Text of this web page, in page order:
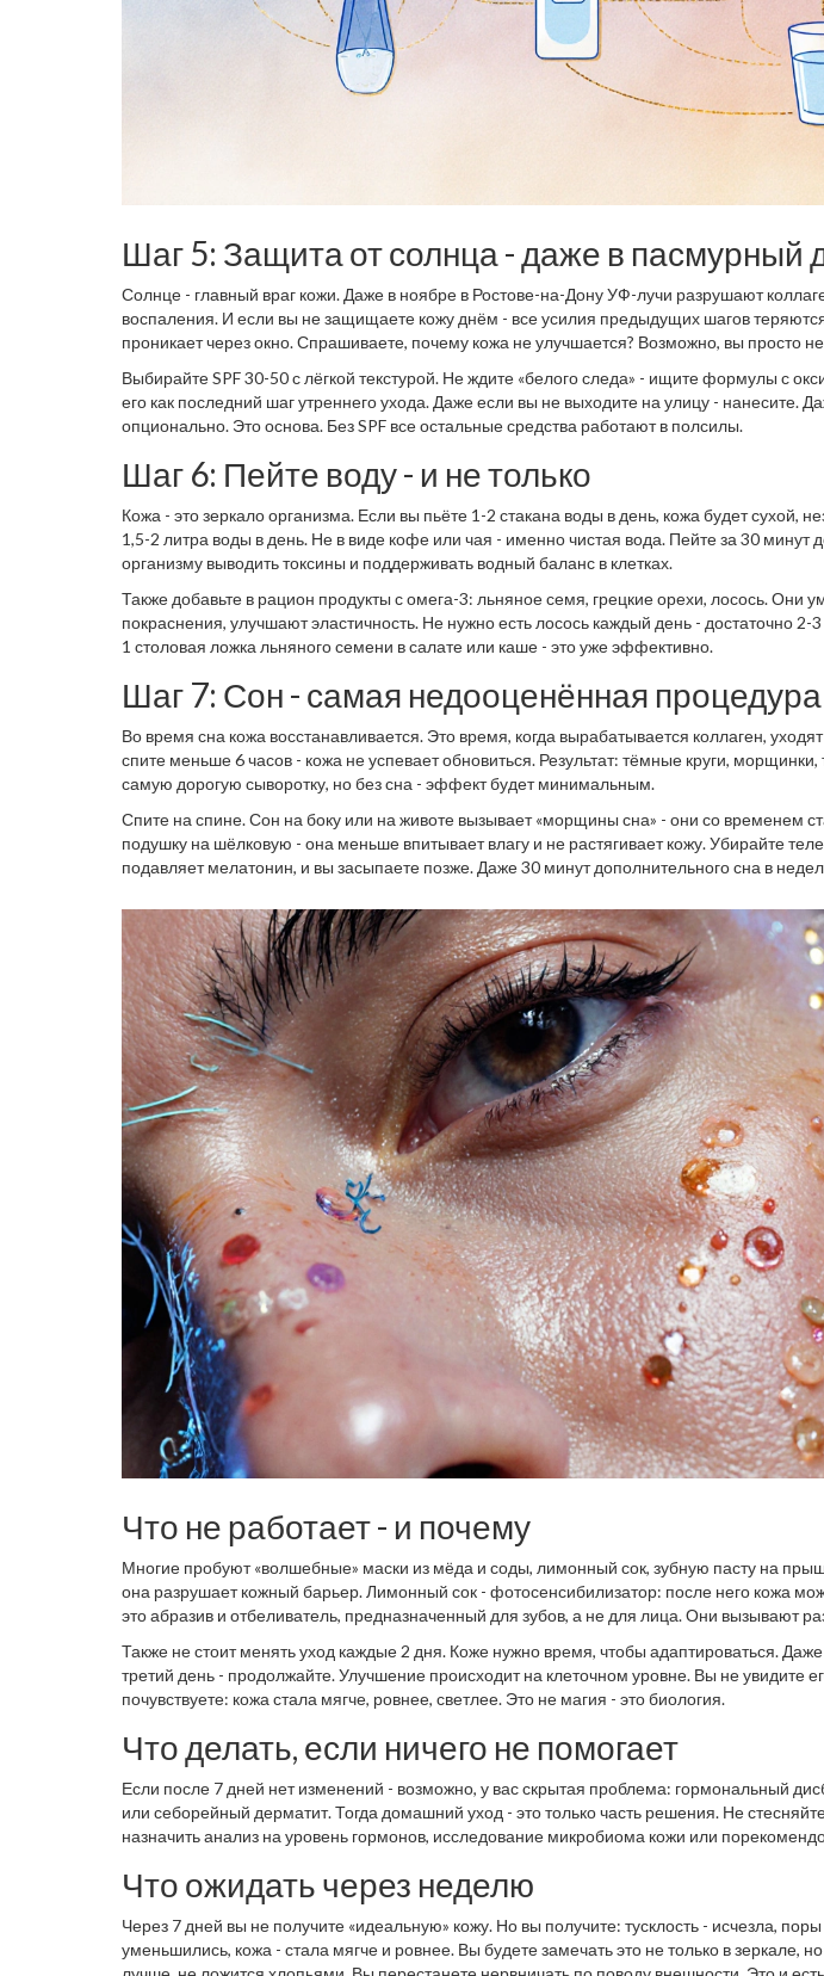
Шаг 5: Защита от солнца - даже в пасмурный
Солнце - главный враг кожи. Даже в ноябре в Ростове-на-Дону УФ-лучи разрушают
воспаления. И если вы не защищаете кожу днём - все усилия предыдущих шагов
проникает через окно. Спрашиваете, почему кожа не улучшается? Возможно, вы просто
Выбирайте SPF 30-50 с лёгкой текстурой. Не ждите «белого следа» - ищите формулы с
его как последний шаг утреннего ухода. Даже если вы не выходите на улицу - нанесите.
опционально. Это основа. Без SPF все остальные средства работают в полсилы.
Шаг 6: Пейте воду - и не только
Кожа - это зеркало организма. Если вы пьёте 1-2 стакана воды в день, кожа будет сухой,
1,5-2 литра воды в день. Не в виде кофе или чая - именно чистая вода. Пейте за 30 минут
организму выводить токсины и поддерживать водный баланс в клетках.
Также добавьте в рацион продукты с омега-3: льняное семя, грецкие орехи, лосось. Они
покраснения, улучшают эластичность. Не нужно есть лосось каждый день - достаточно
1 столовая ложка льняного семени в салате или каше - это уже эффективно.
Шаг 7: Сон - самая недооценённая процедура
Во время сна кожа восстанавливается. Это время, когда вырабатывается коллаген,
спите меньше 6 часов - кожа не успевает обновиться. Результат: тёмные круги,
самую дорогую сыворотку, но без сна - эффект будет минимальным.
Спите на спине. Сон на боку или на животе вызывает «морщины сна» - они со временем
подушку на шёлковую - она меньше впитывает влагу и не растягивает кожу. Убирайте
подавляет мелатонин, и вы засыпаете позже. Даже 30 минут дополнительного сна в
Что не работает - и почему
Многие пробуют «волшебные» маски из мёда и соды, лимонный сок, зубную пасту на
она разрушает кожный барьер. Лимонный сок - фотосенсибилизатор: после него кожа
это абразив и отбеливатель, предназначенный для зубов, а не для лица. Они вызывают
Также не стоит менять уход каждые 2 дня. Коже нужно время, чтобы адаптироваться.
третий день - продолжайте. Улучшение происходит на клеточном уровне. Вы не увидите
почувствуете: кожа стала мягче, ровнее, светлее. Это не магия - это биология.
Что делать, если ничего не помогает
Если после 7 дней нет изменений - возможно, у вас скрытая проблема: гормональный
или себорейный дерматит. Тогда домашний уход - это только часть решения. Не
назначить анализ на уровень гормонов, исследование микробиома кожи или
медицинская задача.
Что ожидать через неделю
Через 7 дней вы не получите «идеальную» кожу. Но вы получите: тусклость - исчезла,
уменьшились, кожа - стала мягче и ровнее. Вы будете замечать это не только в зеркале,